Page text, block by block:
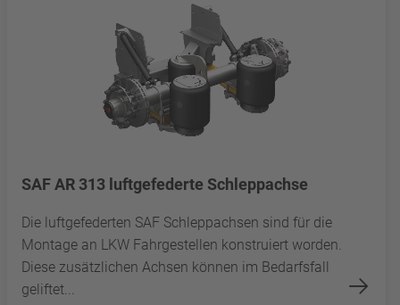
SAF AR 313 luftgefederte Schleppachse
Die luftgefederten SAF Schleppachsen sind für die
Montage an LKW Fahrgestellen konstruiert worden.
Diese zusätzlichen Achsen können im Bedarfsfall
geliftet...